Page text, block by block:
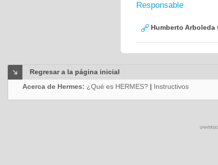
Responsable
Humberto Arboleda
Regresar a la página inicial
Acerca de Hermes: ¿Qué es HERMES? | Instructivos